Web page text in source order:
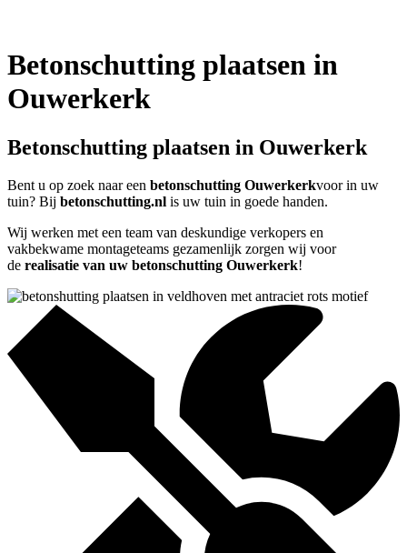
Betonschutting plaatsen in
Ouwerkerk
Betonschutting plaatsen in Ouwerkerk
Bent u op zoek naar een betonschutting Ouwerkerkvoor in uw
tuin? Bij betonschutting.nl is uw tuin in goede handen.
Wij werken met een team van deskundige verkopers en
vakbekwame montageteams gezamenlijk zorgen wij voor
de realisatie van uw betonschutting Ouwerkerk!